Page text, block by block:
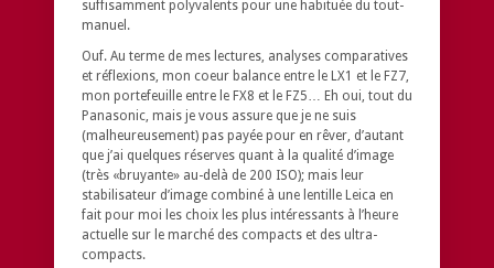
suffisamment polyvalents pour une habituée du tout-
manuel.
Ouf. Au terme de mes lectures, analyses comparatives
et réflexions, mon coeur balance entre le LX1 et le FZ7,
mon portefeuille entre le FX8 et le FZ5… Eh oui, tout du
Panasonic, mais je vous assure que je ne suis
(malheureusement) pas payée pour en rêver, d’autant
que j’ai quelques réserves quant à la qualité d’image
(très «bruyante» au-delà de 200 ISO); mais leur
stabilisateur d’image combiné à une lentille Leica en
fait pour moi les choix les plus intéressants à l’heure
actuelle sur le marché des compacts et des ultra-
compacts.